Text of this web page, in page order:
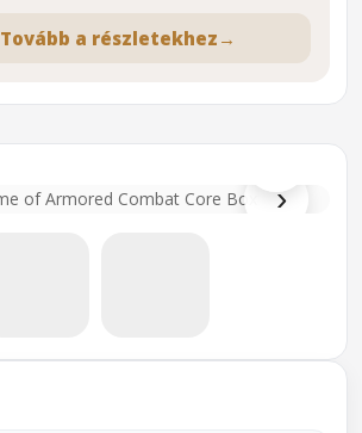
›
⌕
Tovább a részletekhez →